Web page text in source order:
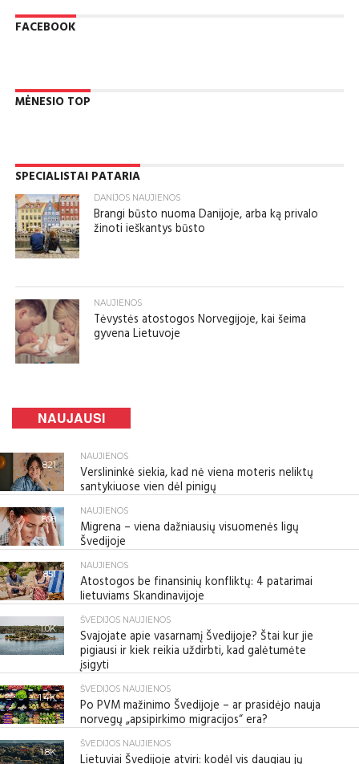
FACEBOOK
MĖNESIO TOP
SPECIALISTAI PATARIA
DANIJOS NAUJIENOS
Brangi būsto nuoma Danijoje, arba ką privalo
žinoti ieškantys būsto
NAUJIENOS
Tėvystės atostogos Norvegijoje, kai šeima
gyvena Lietuvoje
NAUJAUSI
821
NAUJIENOS
Verslininkė siekia, kad nė viena moteris neliktų
santykiuose vien dėl pinigų
808
NAUJIENOS
Migrena – viena dažniausių visuomenės ligų
Švedijoje
851
NAUJIENOS
Atostogos be finansinių konfliktų: 4 patarimai
lietuviams Skandinavijoje
1.0K
ŠVEDIJOS NAUJIENOS
Svajojate apie vasarnamį Švedijoje? Štai kur jie
pigiausi ir kiek reikia uždirbti, kad galėtumėte
įsigyti
1.4K
ŠVEDIJOS NAUJIENOS
Po PVM mažinimo Švedijoje – ar prasidėjo nauja
norvegų „apsipirkimo migracijos“ era?
1.8K
ŠVEDIJOS NAUJIENOS
Lietuviai Švedijoje atviri: kodėl vis daugiau jų